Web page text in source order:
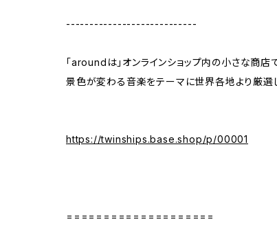
----------------------------
「aroundは」オンラインショップ内の小さな商店
景色が変わる音楽をテーマに世界各地より厳選
https://twinships.base.shop/p/00001
====================